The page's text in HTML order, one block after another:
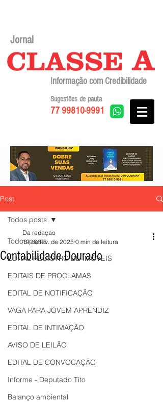
Jornal
Informação com Credibilidade
77 99810-9991
Sugestões de pauta
Post
Todos posts
EDITAL REGISTRO DE IMÓVEIS
EDITAIS DE PROCLAMAS
EDITAL DE NOTIFICAÇÃO
VAGA PARA JOVEM APRENDIZ
EDITAL DE INTIMAÇÃO
AVISO DE LEILÃO
EDITAL DE CONVOCAÇÃO
Informe - Deputado Tito
Balanço ambiental
Todos posts
Contabilidade Dourado
Da redação
19 de fev. de 2025 0 min de leitura